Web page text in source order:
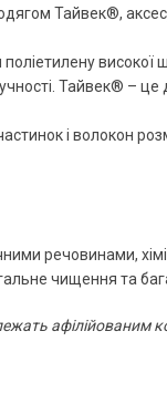
Тайвек®,
високої
Тайвек® –
і волокон
речовинами,
чищення та
афілійованим